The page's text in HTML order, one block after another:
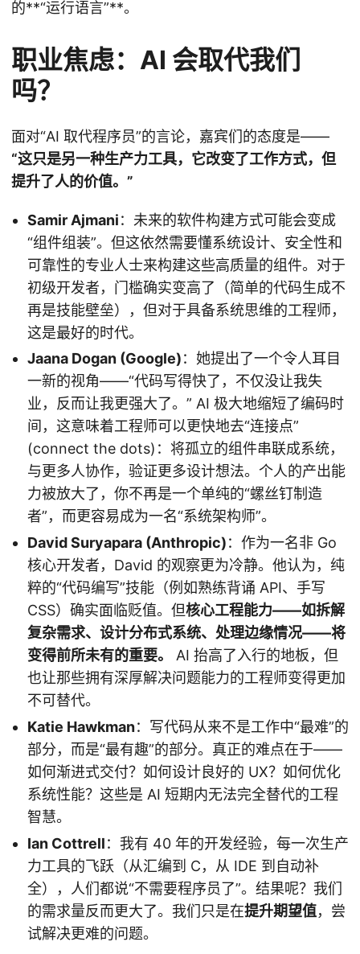
的**“运行语言”**。
职业焦虑：AI 会取代我们
吗？
面对“AI 取代程序员”的言论，嘉宾们的态度是——
“这只是另一种生产力工具，它改变了工作方式，但
提升了人的价值。”
Samir Ajmani：未来的软件构建方式可能会变成
“组件组装”。但这依然需要懂系统设计、安全性和
可靠性的专业人士来构建这些高质量的组件。对于
初级开发者，门槛确实变高了（简单的代码生成不
再是技能壁垒），但对于具备系统思维的工程师，
这是最好的时代。
Jaana Dogan (Google)：她提出了一个令人耳目
一新的视角——“代码写得快了，不仅没让我失
业，反而让我更强大了。” AI 极大地缩短了编码时
间，这意味着工程师可以更快地去“连接点”
(connect the dots)：将孤立的组件串联成系统，
与更多人协作，验证更多设计想法。个人的产出能
力被放大了，你不再是一个单纯的“螺丝钉制造
者”，而更容易成为一名“系统架构师”。
David Suryapara (Anthropic)：作为一名非 Go
核心开发者，David 的观察更为冷静。他认为，纯
粹的“代码编写”技能（例如熟练背诵 API、手写
CSS）确实面临贬值。但核心工程能力——如拆解
复杂需求、设计分布式系统、处理边缘情况——将
变得前所未有的重要。
AI 抬高了入行的地板，但
也让那些拥有深厚解决问题能力的工程师变得更加
不可替代。
Katie Hawkman：写代码从来不是工作中“最难”的
部分，而是“最有趣”的部分。真正的难点在于——
如何渐进式交付？如何设计良好的 UX？如何优化
系统性能？这些是 AI 短期内无法完全替代的工程
智慧。
Ian Cottrell：我有 40 年的开发经验，每一次生产
力工具的飞跃（从汇编到 C，从 IDE 到自动补
全），人们都说“不需要程序员了”。结果呢？我们
的需求量反而更大了。我们只是在提升期望值，尝
试解决更难的问题。